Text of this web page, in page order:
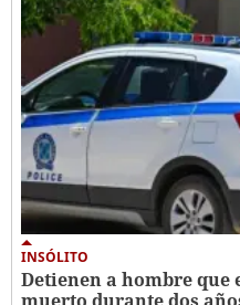
INSÓLITO
Detienen a hombre que